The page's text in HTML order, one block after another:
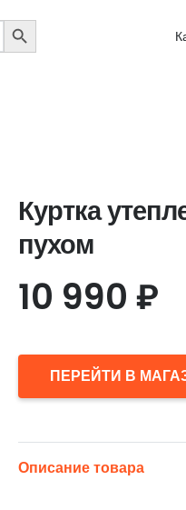
SEARCH
BUTTON
Куртка
пухом
10 990 ₽
ПЕРЕЙТИ В
Описание товара